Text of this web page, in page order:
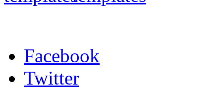
Facebook
Twitter